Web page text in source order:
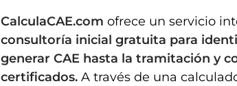
CalculaCAE.com ofrece un servicio
consultoría inicial gratuita para
generar CAE hasta la tramitación y
certificados. A través de una